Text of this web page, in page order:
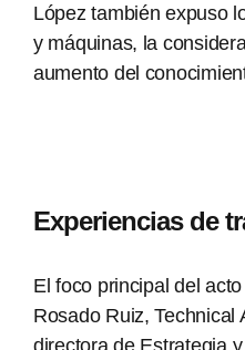
López también expuso
y máquinas, la
aumento del
Experiencias de
El foco principal del
Rosado Ruiz,
directora de Estrategia